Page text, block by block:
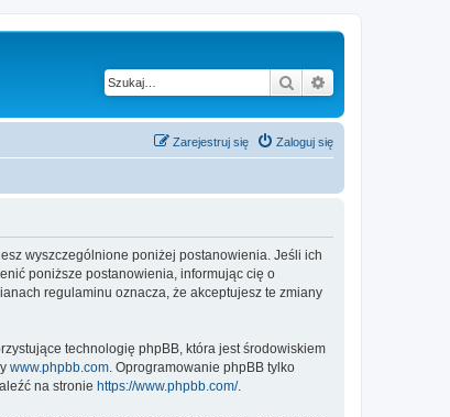
Szukaj
Zaloguj się
Zarejestruj się
wyszczególnione poniżej postanowienia. Jeśli ich
poniższe postanowienia, informując cię o
regulaminu oznacza, że akceptujesz te zmiany
technologię phpBB, która jest środowiskiem
www.phpbb.com . Oprogramowanie phpBB tylko
na stronie https://www.phpbb.com/.